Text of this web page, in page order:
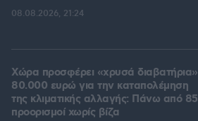
08.08.2026, 21:24
Χώρα προσφέρει «χρυσά διαβατήρια»
80.000 ευρώ για την καταπολέμηση
της κλιματικής αλλαγής: Πάνω από 85
προορισμοί χωρίς βίζα